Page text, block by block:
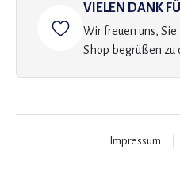
VIELEN DANK
Wir freuen uns,
Shop begrüßen zu
Impressum